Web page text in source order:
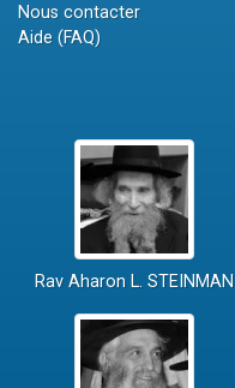
Nous contacter
Aide (FAQ)
Rav Aharon L. STEINMAN